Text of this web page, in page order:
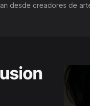
desde creadores de
IA, hasta varias
la suite de